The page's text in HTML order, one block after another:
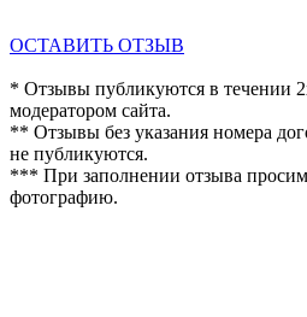
ОСТАВИТЬ ОТЗЫВ
* Отзывы публикуются в течении
модератором сайта.
** Отзывы без указания номера
не публикуются.
*** При заполнении отзыва
фотографию.